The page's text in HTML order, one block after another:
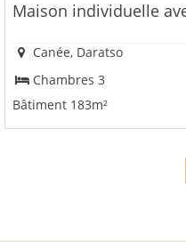
Maison individuelle
Canée, Daratso
Chambres 3
Bâtiment 183m²